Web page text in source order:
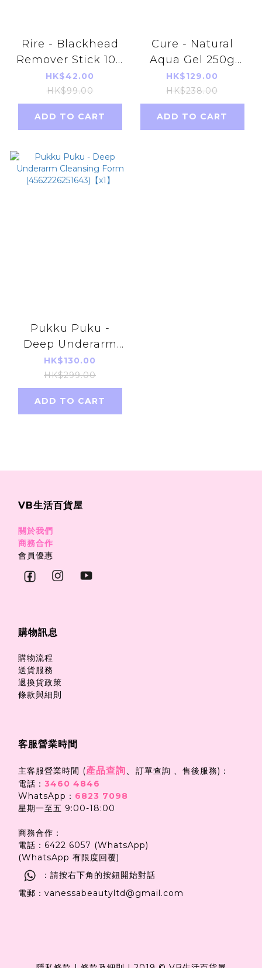
Rire - Blackhead
Remover Stick 10g
(8809410281373)
HK$42.00
HK$99.00
ADD TO CART
Cure - Natural
Aqua Gel 250g
(4589563520102)
HK$129.00
HK$238.00
ADD TO CART
Pukku Puku -
Deep Underarm
Cleansing Form
(4562226251643)
【x1】
HK$130.00
HK$299.00
ADD TO CART
VB生活百貨屋
關於我們
商務合作
會員優惠
購物訊息
購物流程
送貨服務
退換貨政策
條款與細則
客服營業時間
主客服營業時間 (產品查詢、 訂單查詢 、售後服務)：
電話： 3460 4846
WhatsApp： 6823 7098
星期一至五 9:00-18:00
商務合作：
電話：6422 6057 (WhatsApp)
(WhatsApp 有限度回覆)
：請按右下角的按鈕開始對話
電郵：vanessabeautyltd@gmail.com